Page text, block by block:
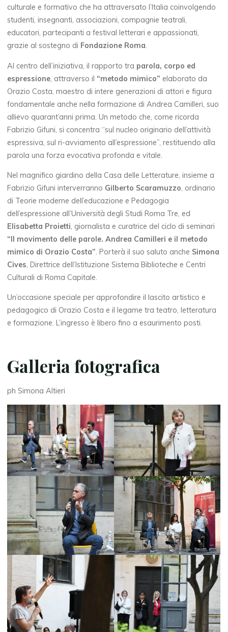
culturale e formativo che ha attraversato l’Italia coinvolgendo
studenti, insegnanti, associazioni, compagnie teatrali,
educatori, partecipanti a festival letterari e appassionati,
grazie al sostegno di Fondazione Roma.
Al centro dell’iniziativa, il rapporto tra parola, corpo ed
espressione , attraverso il “metodo mimico” elaborato da
Orazio Costa, maestro di intere generazioni di attori e figura
fondamentale anche nella formazione di Andrea Camilleri, suo
allievo quarant’anni prima. Un metodo che, come ricorda
Fabrizio Gifuni, si concentra “sul nucleo originario dell’attività
espressiva, sul ri-avviamento all’espressione”, restituendo alla
parola una forza evocativa profonda e vitale.
Nel magnifico giardino della Casa delle Letterature, insieme a
Fabrizio Gifuni interverranno Gilberto Scaramuzzo, ordinario
di Teorie moderne dell’educazione e Pedagogia
dell’espressione all’Università degli Studi Roma Tre, ed
Elisabetta Proietti, giornalista e curatrice del ciclo di seminari
“Il movimento delle parole. Andrea Camilleri e il metodo
mimico di Orazio Costa”. Porterà il suo saluto anche Simona
Cives, Direttrice dell’Istituzione Sistema Biblioteche e Centri
Culturali di Roma Capitale.
Un’occasione speciale per approfondire il lascito artistico e
pedagogico di Orazio Costa e il legame tra teatro, letteratura
e formazione. L’ingresso è libero fino a esaurimento posti.
Galleria fotografica
ph Simona Altieri